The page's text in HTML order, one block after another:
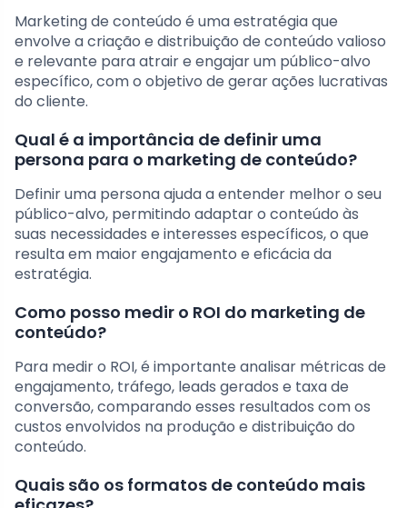
Marketing de conteúdo é uma estratégia que
envolve a criação e distribuição de conteúdo valioso
e relevante para atrair e engajar um público-alvo
específico, com o objetivo de gerar ações lucrativas
do cliente.
Qual é a importância de definir uma
persona para o marketing de conteúdo?
Definir uma persona ajuda a entender melhor o seu
público-alvo, permitindo adaptar o conteúdo às
suas necessidades e interesses específicos, o que
resulta em maior engajamento e eficácia da
estratégia.
Como posso medir o ROI do marketing de
conteúdo?
Para medir o ROI, é importante analisar métricas de
engajamento, tráfego, leads gerados e taxa de
conversão, comparando esses resultados com os
custos envolvidos na produção e distribuição do
conteúdo.
Quais são os formatos de conteúdo mais